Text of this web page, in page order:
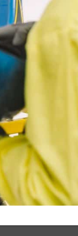
e il
/ Aumentare
Aumentare
Il vostro bisogno
sperati e...